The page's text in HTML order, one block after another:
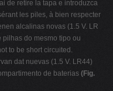
de retire la tapa e introduzca
les piles, à bien respecter
alcalinas novas (1.5 V. LR
pilhas do mesmo tipo ou
to be short circuited.
dat nuevas (1.5 V. LR44)
de baterias (Fig.